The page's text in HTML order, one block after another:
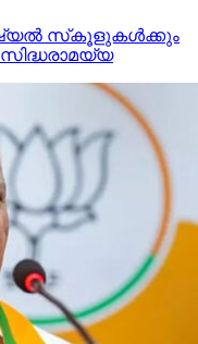
സ്‌കൂളുകൾക്കും